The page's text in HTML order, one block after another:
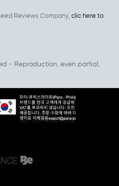
Reviews Company, clic here to
- Reproduction, even partial,